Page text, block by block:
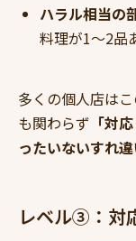
ハラル相当の
料理が1〜2品
多くの個人店は
も関わらず 「対
ったいないすれ
レベル③：対